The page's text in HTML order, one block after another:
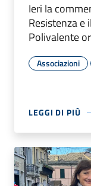
Ieri la
Resistenza e
Polivalente
Associazioni
LEGGI DI PIÙ